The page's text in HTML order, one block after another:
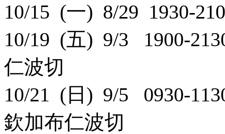
10/15 (一) 8/29 1930-
10/19 (五) 9/3 1900-
仁波切
10/21 (日) 9/5 0930-
欽加布仁波切